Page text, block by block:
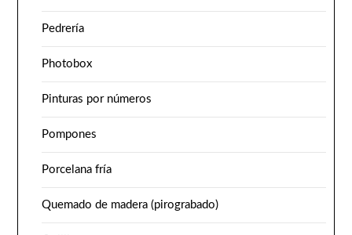
Pedrería
Photobox
Pinturas por números
Pompones
Porcelana fría
Quemado de madera (pirograbado)